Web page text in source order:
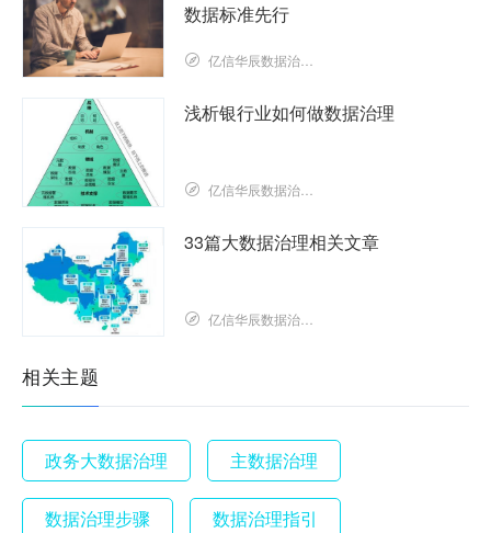
数据标准先行
亿信华辰数据治理研究院
浅析银行业如何做数据治理
亿信华辰数据治理研究院
33篇大数据治理相关文章
亿信华辰数据治理研究院
相关主题
政务大数据治理 主数据治理
数据治理步骤 数据治理指引